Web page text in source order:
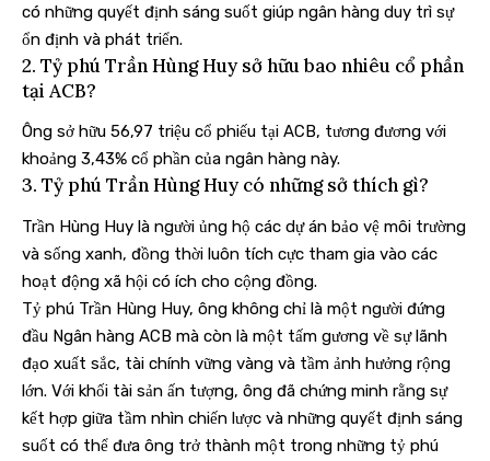
có những quyết định sáng suốt giúp ngân hàng duy trì sự
ổn định và phát triển.
2. Tỷ phú Trần Hùng Huy sở hữu bao nhiêu cổ phần
tại ACB?
Ông sở hữu 56,97 triệu cổ phiếu tại ACB, tương đương với
khoảng 3,43% cổ phần của ngân hàng này.
3. Tỷ phú Trần Hùng Huy có những sở thích gì?
Trần Hùng Huy là người ủng hộ các dự án bảo vệ môi trường
và sống xanh, đồng thời luôn tích cực tham gia vào các
hoạt động xã hội có ích cho cộng đồng.
Tỷ phú Trần Hùng Huy, ông không chỉ là một người đứng
đầu Ngân hàng ACB mà còn là một tấm gương về sự lãnh
đạo xuất sắc, tài chính vững vàng và tầm ảnh hưởng rộng
lớn. Với khối tài sản ấn tượng, ông đã chứng minh rằng sự
kết hợp giữa tầm nhìn chiến lược và những quyết định sáng
suốt có thể đưa ông trở thành một trong những tỷ phú